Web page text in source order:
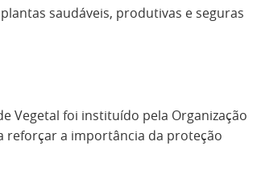
saudáveis, produtivas e seguras
Vegetal foi instituído pela Organização
reforçar a importância da proteção